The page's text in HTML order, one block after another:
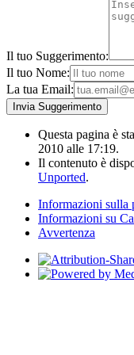
Il tuo Suggerimento:
Il tuo Nome:
La tua Email:
Questa pagina è
2010 alle 17:19.
Il contenuto è
Unported.
Informazioni sulla
Informazioni su
Avvertenza